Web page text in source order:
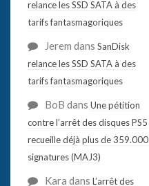
relance les SSD SATA à des
tarifs fantasmagoriques
Jerem dans SanDisk
relance les SSD SATA à des
tarifs fantasmagoriques
BoB dans Une pétition
contre l’arrêt des disques PS5
recueille déjà plus de 359.000
signatures (MAJ3)
Kara dans L’arrêt des